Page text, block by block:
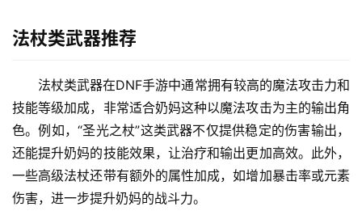
法杖类武器推荐
法杖类武器在DNF手游中通常拥有较高的魔法攻击力和
技能等级加成，非常适合奶妈这种以魔法攻击为主的输出角
色。例如，“圣光之杖”这类武器不仅提供稳定的伤害输出，
还能提升奶妈的技能效果，让治疗和输出更加高效。此外，
一些高级法杖还带有额外的属性加成，如增加暴击率或元素
伤害，进一步提升奶妈的战斗力。